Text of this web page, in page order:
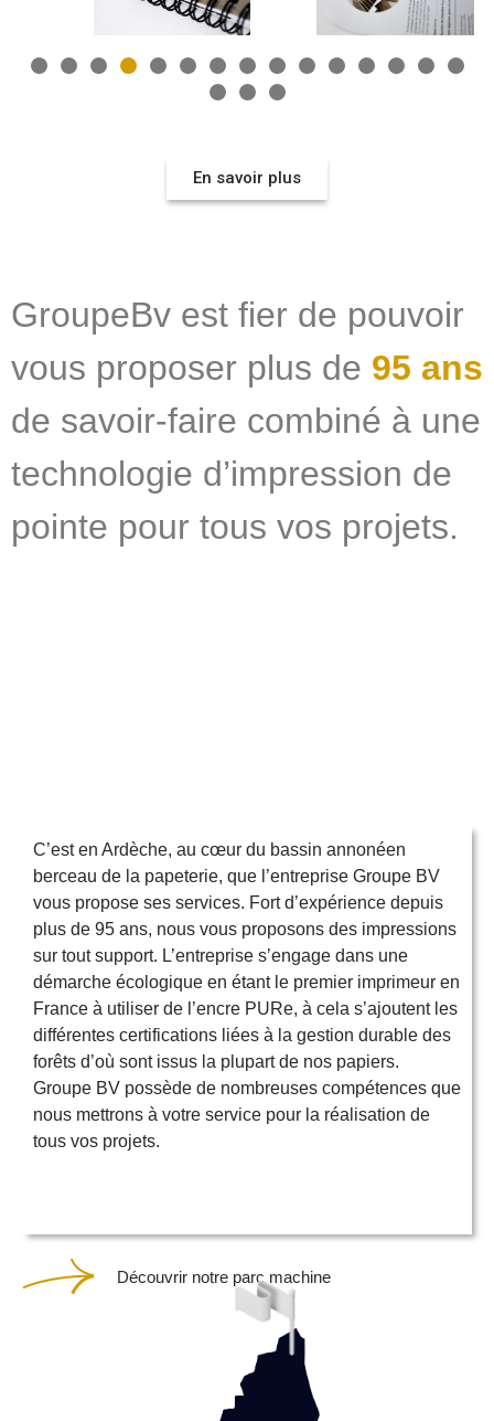
En savoir plus
GroupeBv est fier de pouvoir
vous proposer plus de 95 ans
de savoir-faire combiné à une
technologie d’impression de
pointe pour tous vos projets.
C’est en Ardèche, au cœur du bassin annonéen
berceau de la papeterie, que l’entreprise Groupe BV
vous propose ses services. Fort d’expérience depuis
plus de 95 ans, nous vous proposons des impressions
sur tout support. L’entreprise s’engage dans une
démarche écologique en étant le premier imprimeur en
France à utiliser de l’encre PURe, à cela s’ajoutent les
différentes certifications liées à la gestion durable des
forêts d’où sont issus la plupart de nos papiers.
Groupe BV possède de nombreuses compétences que
nous mettrons à votre service pour la réalisation de
tous vos projets.
Découvrir notre parc machine